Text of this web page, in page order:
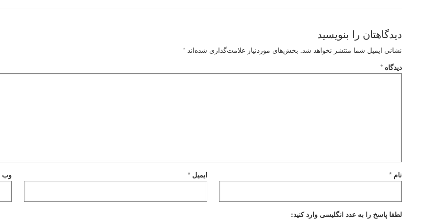
دیدگاهتان را بنویسید
نشانی ایمیل شما منتشر نخواهد شد. بخش‌های موردنیاز علامت‌گذاری شده‌اند *
دیدگاه *
نام * ایمیل* وب‌
لطفا پاسخ را به عدد انگلیسی وارد کنید: